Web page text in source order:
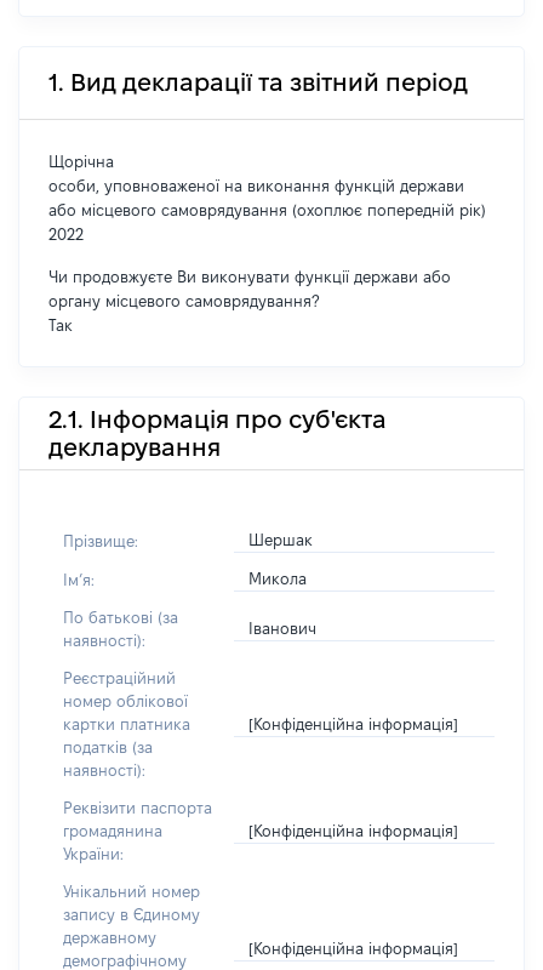
1. Вид декларації та звітний період
Щорічна
особи, уповноваженої на виконання функцій держави
або місцевого самоврядування (охоплює попередній рік)
2022
Чи продовжуєте Ви виконувати функції держави або
органу місцевого самоврядування?
Так
2.1. Інформація про суб'єкта
декларування
Прізвище: Шершак
Імʼя: Микола
По батькові (за
наявності):
Іванович
Реєстраційний
номер облікової
картки платника
податків (за
наявності):
[Конфіденційна інформація]
Реквізити паспорта
громадянина
України:
[Конфіденційна інформація]
Унікальний номер
запису в Єдиному
державному
демографічному
[Конфіденційна інформація]